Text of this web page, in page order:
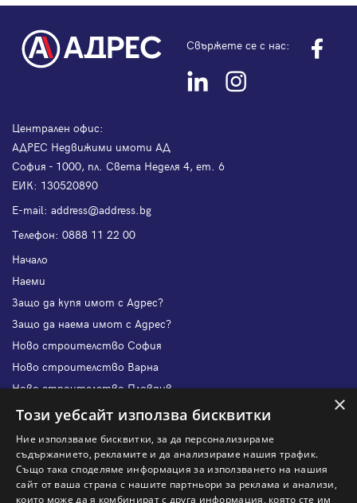
Свържете се с нас:
Централен офис:
АДРЕС Недвижими имоти АД
София - 1000, пл. Света Неделя 4, ет. 6
ЕИК: 130520890
Е-mail: address@address.bg
Телефон: 0888 11 22 00
Начало
Наеми
Защо да купя имот с Адрес?
Защо да наема имот с Адрес?
Ново строителство София
Ново строителство Варна
Ново строителство Пловдив
Ново строителство Бургас
Защо да отдам имот с Адрес?
Наши офиси
Кариери
×
Този уебсайт използва бисквитки
Ние използваме бисквитки, за да персонализираме
съдържанието, рекламите и да анализираме нашия трафик.
Също така споделяме информация за използването на нашия
сайт от ваша страна с нашите партньори за реклама и анализи,
които може да я комбинират с друга информация, която сте им